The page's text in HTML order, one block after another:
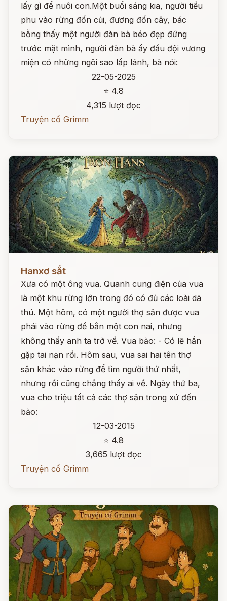
lấy gì để nuôi con.Một buổi sáng kia, người tiều
phu vào rừng đốn củi, đương đốn cây, bác
bỗng thấy một người đàn bà béo đẹp đứng
trước mặt mình, người đàn bà ấy đầu đội vương
miện có những ngôi sao lấp lánh, bà nói:
22-05-2025
⭐ 4.8
4,315 lượt đọc
Truyện cổ Grimm
Hanxơ sắt
Xưa có một ông vua. Quanh cung điện của vua
là một khu rừng lớn trong đó có đủ các loài dã
thú. Một hôm, có một người thợ săn được vua
phái vào rừng để bắn một con nai, nhưng
không thấy anh ta trở về. Vua bảo: - Có lẽ hắn
gặp tai nạn rồi. Hôm sau, vua sai hai tên thợ
săn khác vào rừng để tìm người thứ nhất,
nhưng rồi cũng chẳng thấy ai về. Ngày thứ ba,
vua cho triệu tất cả các thợ săn trong xứ đến
bảo:
12-03-2015
⭐ 4.8
3,665 lượt đọc
Truyện cổ Grimm